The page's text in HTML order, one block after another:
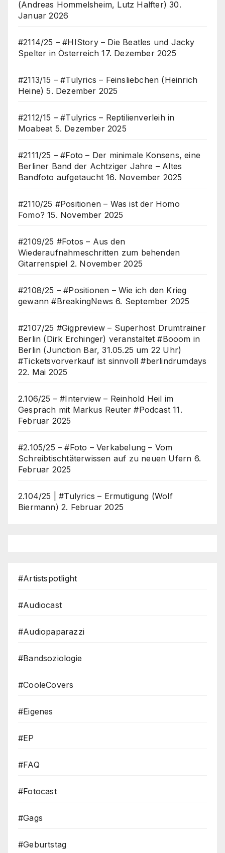
(Andreas Hommelsheim, Lutz Halfter) 30.
Januar 2026
#2114/25 – #HIStory – Die Beatles und Jacky
Spelter in Österreich 17. Dezember 2025
#2113/15 – #Tulyrics – Feinsliebchen (Heinrich
Heine) 5. Dezember 2025
#2112/15 – #Tulyrics – Reptilienverleih in
Moabeat 5. Dezember 2025
#2111/25 – #Foto – Der minimale Konsens, eine
Berliner Band der Achtziger Jahre – Altes
Bandfoto aufgetaucht 16. November 2025
#2110/25 #Positionen – Was ist der Homo
Fomo? 15. November 2025
#2109/25 #Fotos – Aus den
Wiederaufnahmeschritten zum behenden
Gitarrenspiel 2. November 2025
#2108/25 – #Positionen – Wie ich den Krieg
gewann #BreakingNews 6. September 2025
#2107/25 #Gigpreview – Superhost Drumtrainer
Berlin (Dirk Erchinger) veranstaltet #Booom in
Berlin (Junction Bar, 31.05.25 um 22 Uhr)
#Ticketsvorverkauf ist sinnvoll #berlindrumdays
22. Mai 2025
2.106/25 – #Interview – Reinhold Heil im
Gespräch mit Markus Reuter #Podcast 11.
Februar 2025
#2.105/25 – #Foto – Verkabelung – Vom
Schreibtischtäterwissen auf zu neuen Ufern 6.
Februar 2025
2.104/25 | #Tulyrics – Ermutigung (Wolf
Biermann) 2. Februar 2025
#Artistspotlight
#Audiocast
#Audiopaparazzi
#Bandsoziologie
#CooleCovers
#Eigenes
#EP
#FAQ
#Fotocast
#Gags
#Geburtstag